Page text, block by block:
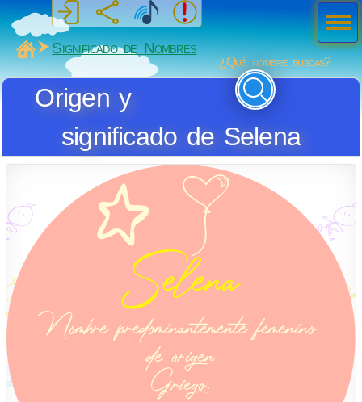
MiSabueso
Significado de Nombres
¿Qué nombre buscas?
Origen y
significado de Selena
Men
ú